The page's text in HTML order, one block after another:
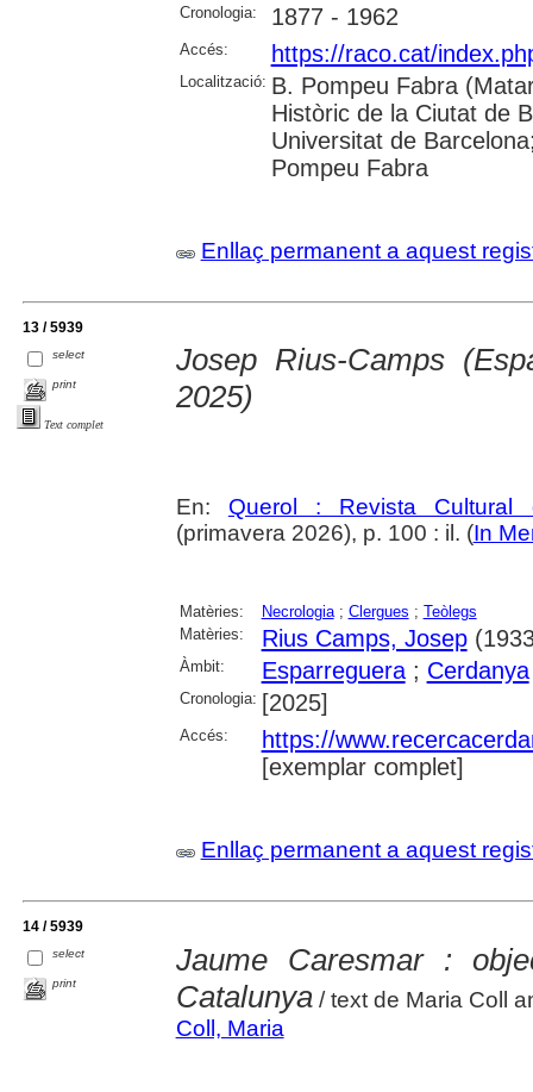
Cronologia: 1877 - 1962
Accés: https://raco.cat/
Localització: B. Pompeu Fabra
Històric de la Ciutat de
Universitat de
Pompeu Fabra
Enllaç permanent a aquest
13 / 5939
select
print
Text complet
Josep Rius-Camps
2025)
En: Querol : Revista Cultural
(primavera 2026), p. 100 : il. (In
Matèries: Necrologia; Clergues ; Teòlegs
Matèries:
Rius Camps, Josep
Àmbit: Esparreguera; Cerdanya
Cronologia: [2025]
Accés:
https://
[exemplar complet]
Enllaç permanent a aquest
14 / 5939
select
print
Jaume Caresmar :
Catalunya/ text de Maria Coll
Coll, Maria